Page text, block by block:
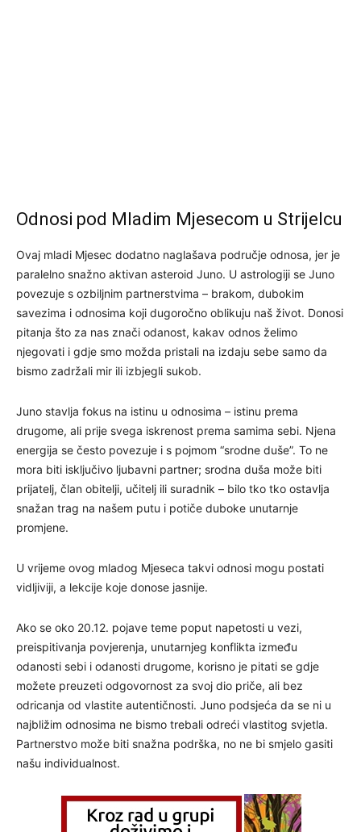
Odnosi pod Mladim Mjesecom u Strijelcu
Ovaj mladi Mjesec dodatno naglašava područje odnosa, jer je
paralelno snažno aktivan asteroid Juno. U astrologiji se Juno
povezuje s ozbiljnim partnerstvima – brakom, dubokim
savezima i odnosima koji dugoročno oblikuju naš život. Donosi
pitanja što za nas znači odanost, kakav odnos želimo
njegovati i gdje smo možda pristali na izdaju sebe samo da
bismo zadržali mir ili izbjegli sukob.
Juno stavlja fokus na istinu u odnosima – istinu prema
drugome, ali prije svega iskrenost prema samima sebi. Njena
energija se često povezuje i s pojmom “srodne duše”. To ne
mora biti isključivo ljubavni partner; srodna duša može biti
prijatelj, član obitelji, učitelj ili suradnik – bilo tko tko ostavlja
snažan trag na našem putu i potiče duboke unutarnje
promjene.
U vrijeme ovog mladog Mjeseca takvi odnosi mogu postati
vidljiviji, a lekcije koje donose jasnije.
Ako se oko 20.12. pojave teme poput napetosti u vezi,
preispitivanja povjerenja, unutarnjeg konflikta između
odanosti sebi i odanosti drugome, korisno je pitati se gdje
možete preuzeti odgovornost za svoj dio priče, ali bez
odricanja od vlastite autentičnosti. Juno podsjeća da se ni u
najbližim odnosima ne bismo trebali odreći vlastitog svjetla.
Partnerstvo može biti snažna podrška, no ne bi smjelo gasiti
našu individualnost.